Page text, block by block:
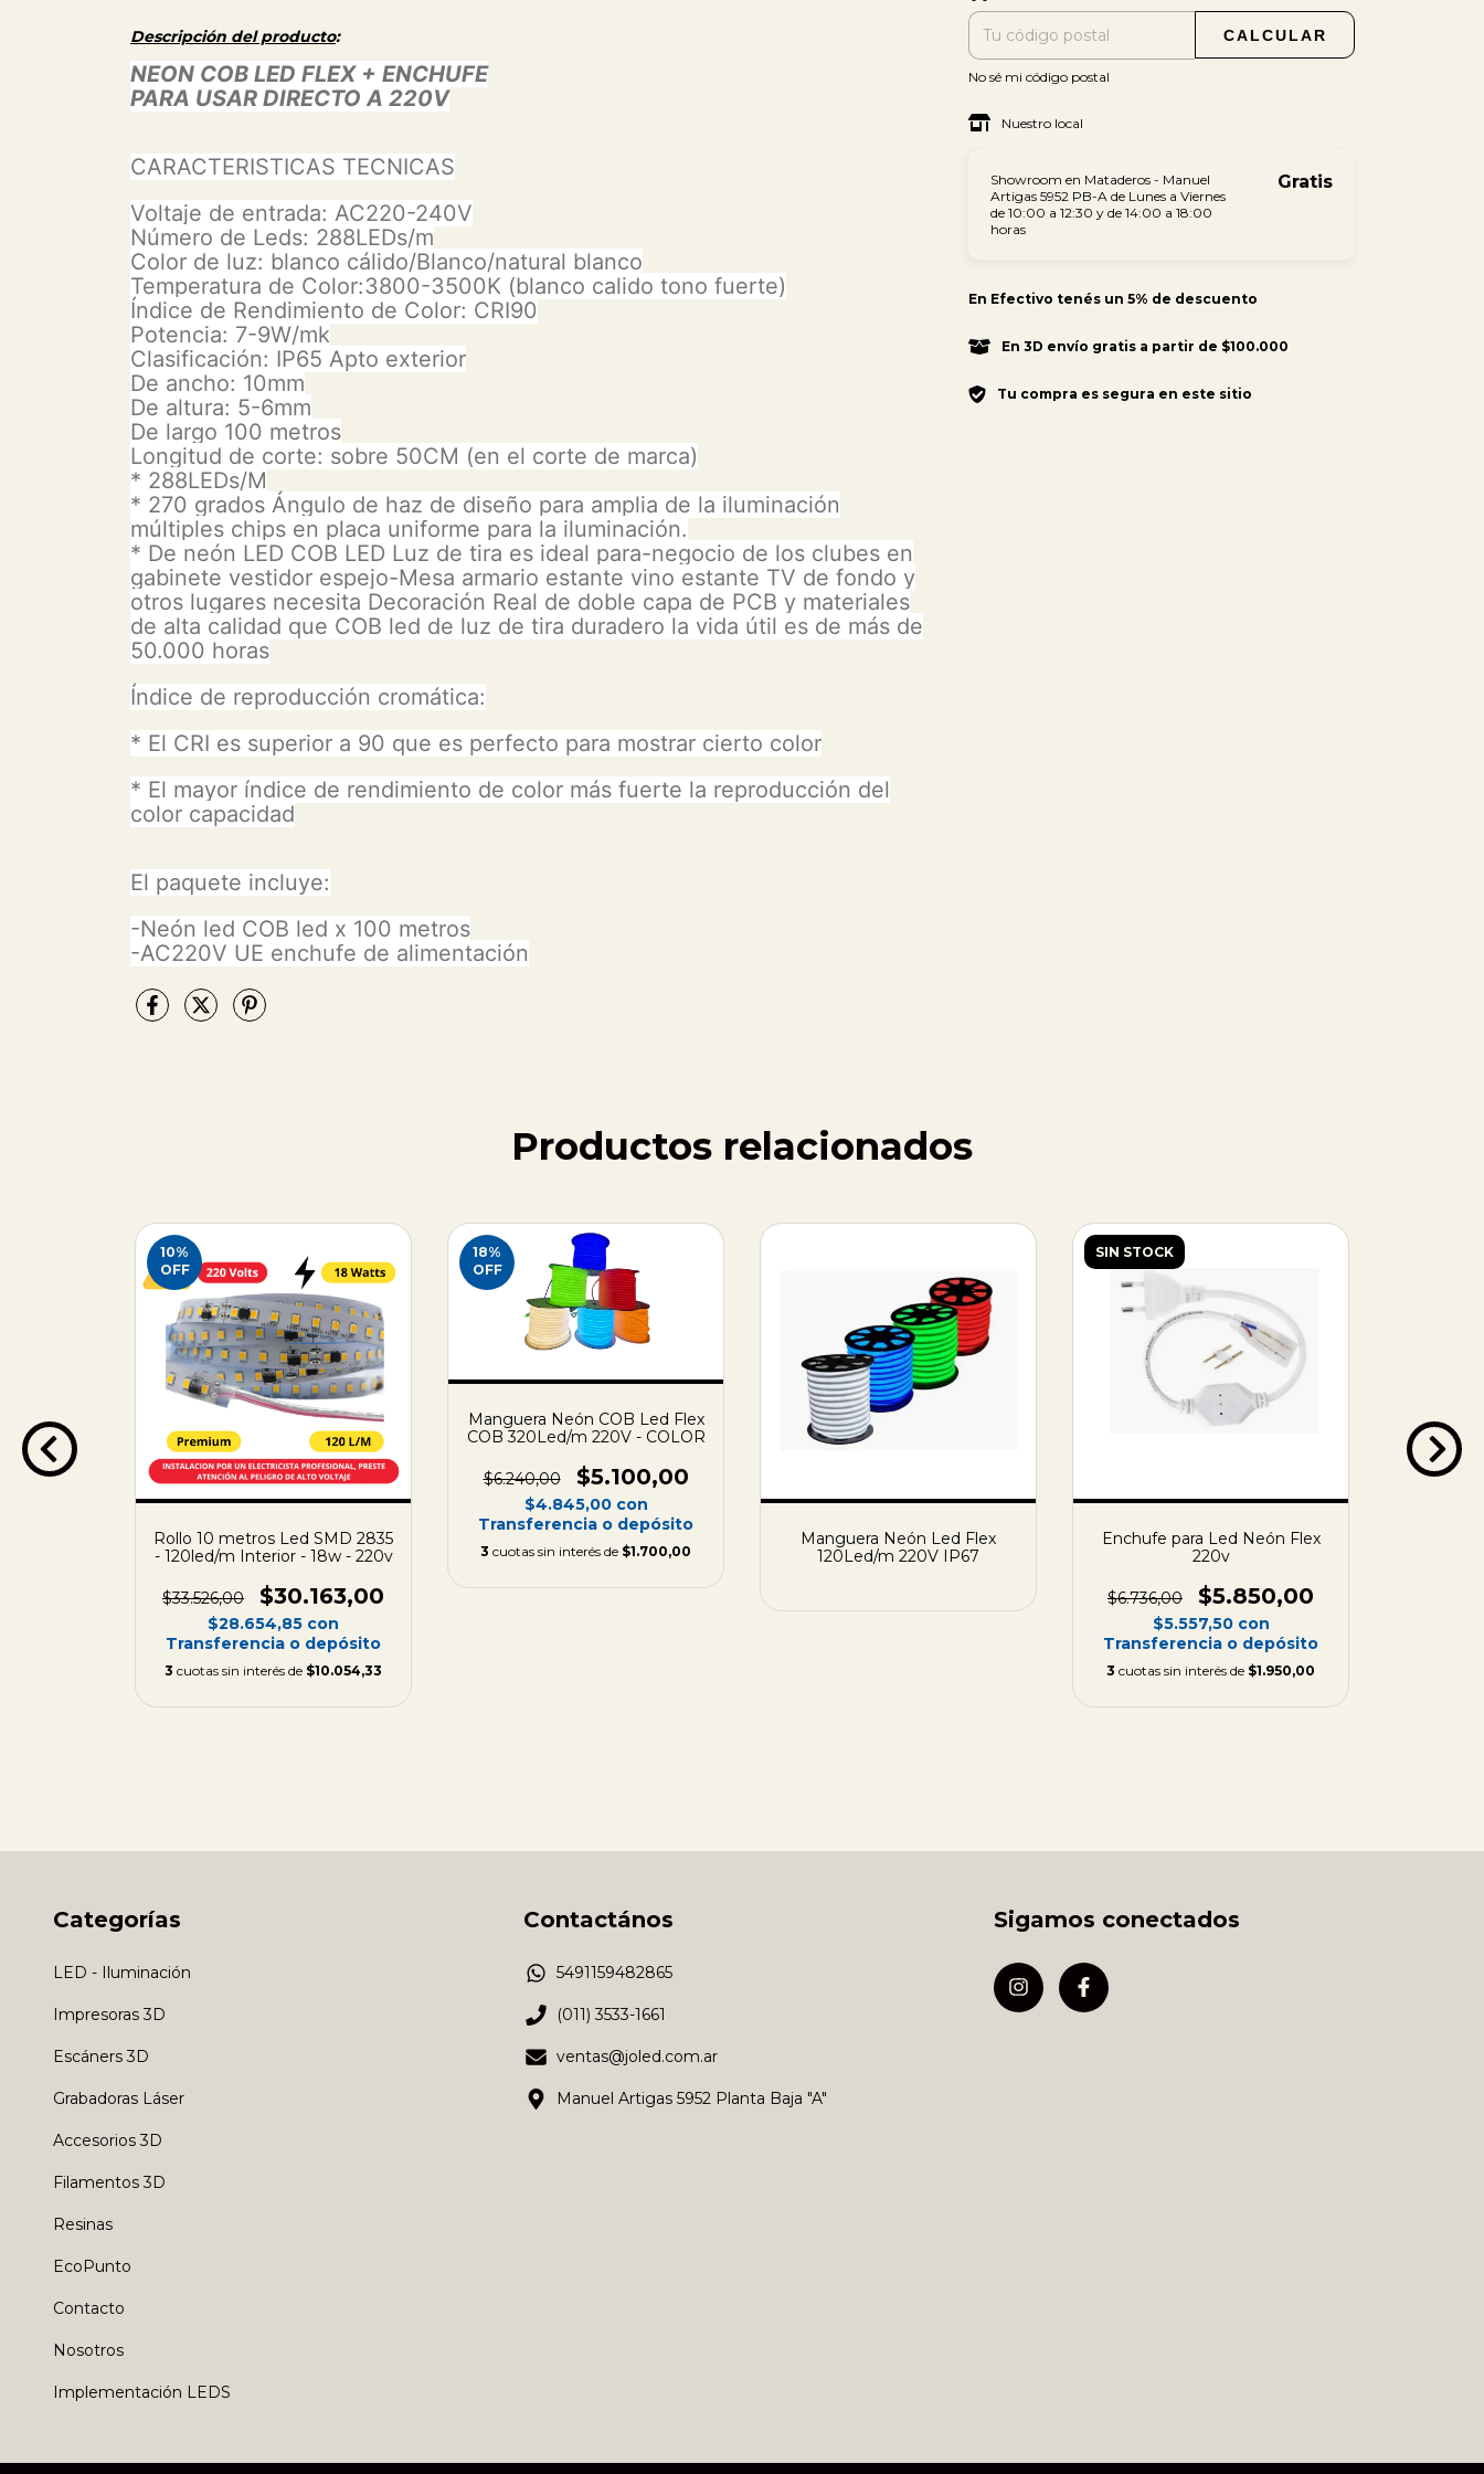
Descripción del producto:
NEON COB LED FLEX + ENCHUFE
PARA USAR DIRECTO A 220V
CARACTERISTICAS TECNICAS
Voltaje de entrada: AC220-240V
Número de Leds: 288LEDs/m
Color de luz: blanco cálido/Blanco/natural blanco
Temperatura de Color:3800-3500K (blanco calido tono fuerte)
Índice de Rendimiento de Color: CRI90
Potencia: 7-9W/mk
Clasificación: IP65 Apto exterior
De ancho: 10mm
De altura: 5-6mm
De largo 100 metros
Longitud de corte: sobre 50CM (en el corte de marca)
* 288LEDs/M
* 270 grados Ángulo de haz de diseño para amplia de la iluminación
múltiples chips en placa uniforme para la iluminación.
* De neón LED COB LED Luz de tira es ideal para-negocio de los clubes en
gabinete vestidor espejo-Mesa armario estante vino estante TV de fondo y
otros lugares necesita Decoración Real de doble capa de PCB y materiales
de alta calidad que COB led de luz de tira duradero la vida útil es de más de
50.000 horas
Índice de reproducción cromática:
* El CRI es superior a 90 que es perfecto para mostrar cierto color
* El mayor índice de rendimiento de color más fuerte la reproducción del
color capacidad
El paquete incluye:
-Neón led COB led x 100 metros
-AC220V UE enchufe de alimentación
CALCULAR
No sé mi código postal
Nuestro local
Showroom en Mataderos - Manuel
Artigas 5952 PB-A de Lunes a Viernes
de 10:00 a 12:30 y de 14:00 a 18:00
horas
Gratis
En Efectivo tenés un 5% de descuento
En 3D envío gratis a partir de $100.000
Tu compra es segura en este sitio
Productos relacionados
10%
OFF
Rollo 10 metros Led SMD 2835
- 120led/m Interior - 18w - 220v
$33.526,00 $30.163,00
$28.654,85 con
Transferencia o depósito
3 cuotas sin interés de $10.054,33
18%
OFF
Manguera Neón COB Led Flex
COB 320Led/m 220V - COLOR
$6.240,00 $5.100,00
$4.845,00 con
Transferencia o depósito
3 cuotas sin interés de $1.700,00
Manguera Neón Led Flex
120Led/m 220V IP67
SIN STOCK
Enchufe para Led Neón Flex
220v
$6.736,00 $5.850,00
$5.557,50 con
Transferencia o depósito
3 cuotas sin interés de $1.950,00
Categorías
LED - Iluminación
Impresoras 3D
Escáners 3D
Grabadoras Láser
Accesorios 3D
Filamentos 3D
Resinas
EcoPunto
Contacto
Nosotros
Implementación LEDS
Contactános
5491159482865
(011) 3533-1661
ventas@joled.com.ar
Manuel Artigas 5952 Planta Baja "A"
Sigamos conectados